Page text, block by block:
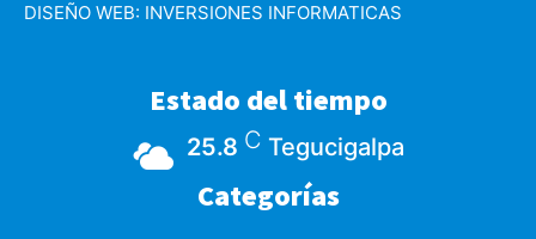
DISEÑO WEB: INVERSIONES INFORMATICAS
Estado del tiempo
25.8 C Tegucigalpa
Categorías